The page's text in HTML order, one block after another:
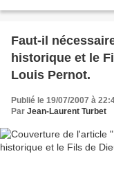
Faut-il
historique et le
Louis Pernot.
Publié le 19/07/2007 à
Par Jean-Laurent Turbet